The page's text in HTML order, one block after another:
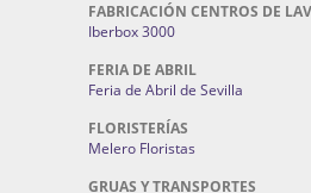
FABRICACIÓN CENTROS DE
Iberbox 3000
FERIA DE ABRIL
Feria de Abril de Sevilla
FLORISTERÍAS
Melero Floristas
GRUAS Y TRANSPORTES